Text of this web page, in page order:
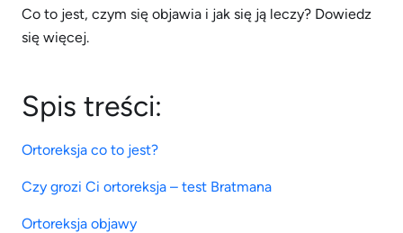
Co to jest, czym się objawia i jak się ją leczy? Dowiedz
się więcej.
Spis treści:
Ortoreksja co to jest?
Czy grozi Ci ortoreksja – test Bratmana
Ortoreksja objawy